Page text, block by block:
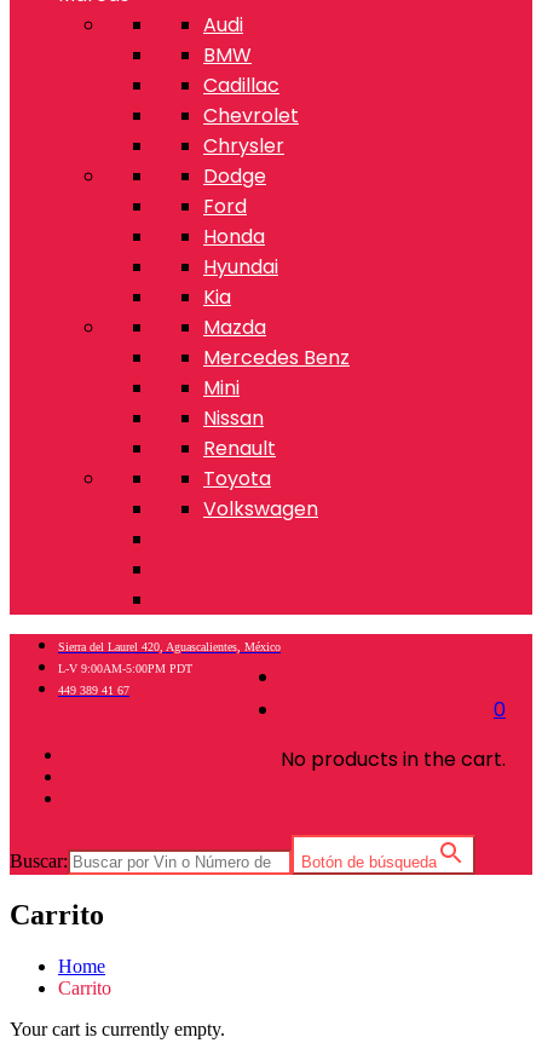
Audi
BMW
Cadillac
Chevrolet
Chrysler
Dodge
Ford
Honda
Hyundai
Kia
Mazda
Mercedes Benz
Mini
Nissan
Renault
Toyota
Volkswagen
0
No products in the cart.
Sierra del Laurel 420, Aguascalientes, México
L-V 9:00AM-5:00PM PDT
449 389 41 67
Buscar: Botón de búsqueda
Carrito
Home
Carrito
Your cart is currently empty.